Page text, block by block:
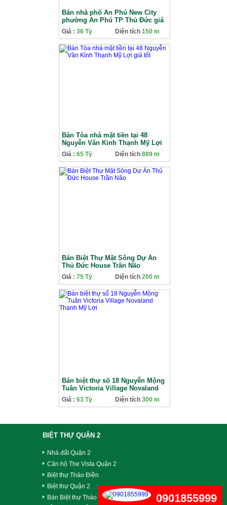
Bán nhà phố An Phú New City
phường An Phú TP Thủ Đức giá
tốt
Giá : 36 Tỷ Diện tích 150 m
Bán Tòa nhà mặt tiền tại 48
Nguyễn Văn Kỉnh Thạnh Mỹ Lợi
giá tốt
Giá : 65 Tỷ Diện tích 889 m
Bán Biệt Thự Mặt Sông Dự Án
Thủ Đức House Trần Não
Giá : 75 Tỷ Diện tích 200 m
Bán biệt thự số 18 Nguyễn Mộng
Tuân Victoria Village Novaland
Thạnh Mỹ Lợi
Giá : 63 Tỷ Diện tích 300 m
BIỆT THỰ QUẬN 2
Nhà đất Quận 2
Căn hộ The Vista Quận 2
Biệt thự Thảo Điền
Biệt thự Quận 2
Bán Biệt thự Thảo Điền
0901855999